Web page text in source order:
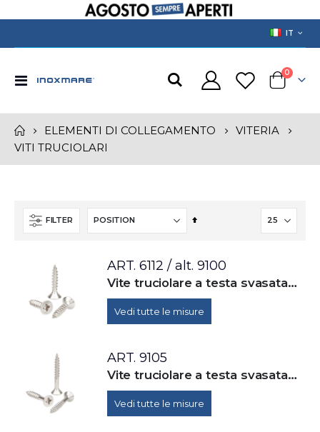
LANGUAGE
IT
Toggle
Cart
0prodotti
ELEMENTI DI COLLEGAMENTO
VITERIA
VITI TRUCIOLARI
FILTER
Set
ART. 6112 / alt. 9100
Vite truciolare a testa svasata piana con impronta croce Z (Pozidrive), totalmente filettata - alternativa a DIN 7505
Vedi tutte le misure
ART. 9105
Vite truciolare a testa svasata piana con impronta croce Z (Pozidrive), parzialmente filettate
Vedi tutte le misure